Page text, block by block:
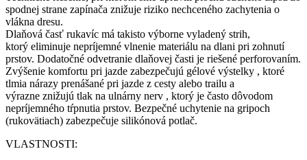
spodnej strane zapínača znižuje riziko nechceného zachytenia o
vlákna dresu.
Dlaňová časť rukavíc má takisto výborne vyladený strih,
ktorý eliminuje nepríjemné vlnenie materiálu na dlani pri zohnutí
prstov. Dodatočné odvetranie dlaňovej časti je riešené perforovaním.
Zvýšenie komfortu pri jazde zabezpečujú gélové výstelky , ktoré
tlmia nárazy prenášané pri jazde z cesty alebo trailu a
výrazne znižujú tlak na ulnárny nerv , ktorý je často dôvodom
nepríjemného tŕpnutia prstov. Bezpečné uchytenie na gripoch
(rukovätiach) zabezpečuje silikónová potlač.
VLASTNOSTI: